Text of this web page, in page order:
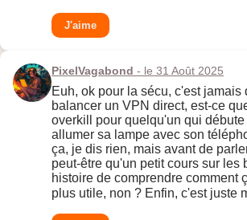
J'aime
PixelVagabond - le 31 Août 2025
Euh, ok pour la sécu, c'est jamais
balancer un VPN direct, est-ce
overkill pour quelqu'un qui
allumer sa lampe avec son
ça, je dis rien, mais avant de
peut-être qu'un petit cours sur les
histoire de comprendre comment
plus utile, non ? Enfin, c'est juste